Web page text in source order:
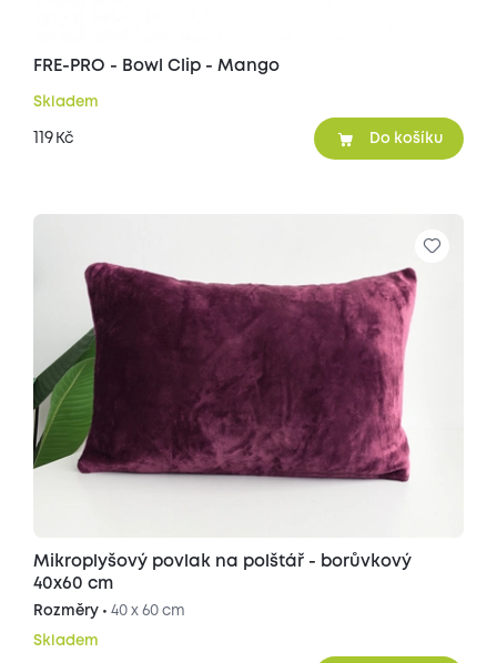
FRE-PRO - Bowl Clip - Mango
Skladem
119 Kč Do košíku
Mikroplyšový povlak na polštář - borůvkový
40x60 cm
Rozměry • 40 x 60 cm
Skladem